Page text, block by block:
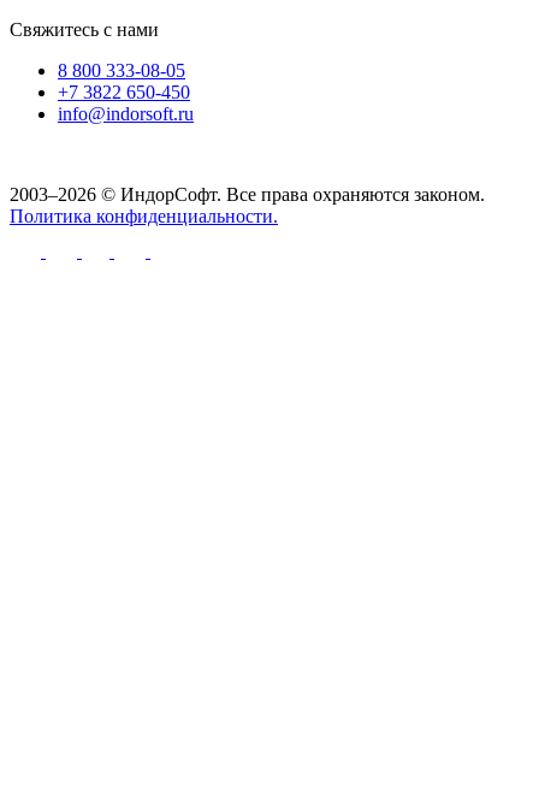
Свяжитесь с нами
8 800 333-08-05
+7 3822 650-450
info@indorsoft.ru
2003–2026 © ИндорСофт. Все права охраняются законом.
Политика конфиденциальности.